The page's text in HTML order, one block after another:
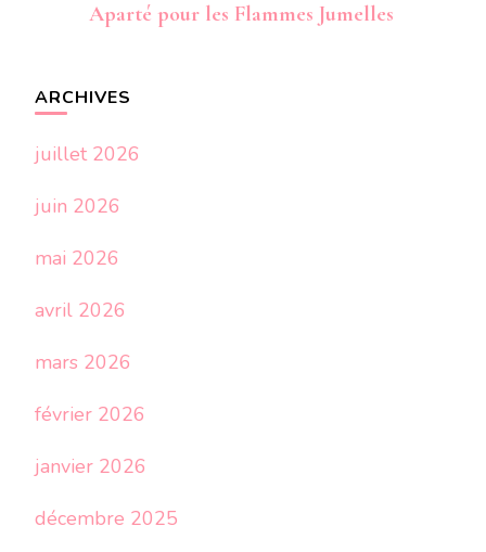
Aparté pour les Flammes Jumelles
ARCHIVES
juillet 2026
juin 2026
mai 2026
avril 2026
mars 2026
février 2026
janvier 2026
décembre 2025